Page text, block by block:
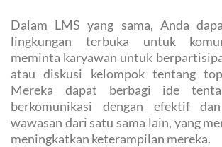
Dalam LMS yang sama, Anda
lingkungan terbuka untuk
meminta karyawan untuk
atau diskusi kelompok tentang
Mereka dapat berbagi ide
berkomunikasi dengan efektif
wawasan dari satu sama lain, yang
meningkatkan keterampilan mereka.